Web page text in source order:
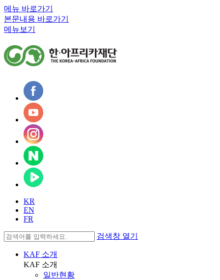
메뉴 바로가기
본문내용 바로가기
메뉴보기
KR
EN
FR
검색창 열기
KAF 소개
KAF 소개
일반현황